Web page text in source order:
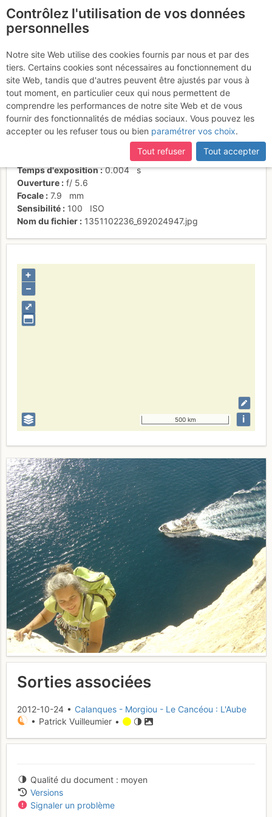
Marianne encouragée...
Activités
Date/heure
24 oct. 2012 15:35
Contributeur
Patrick Vuilleumier
individuel (CC by-nc-nd)
SONY DSC-P10
Temps d'exposition
0.004 s
Ouverture
f/ 5.6
Focale
7.9
mm
Sensibilité
100
ISO
Nom du fichier
1351102236_692024947.jpg
⤢
+
–
500 km i
Sorties associées
2012-10-24 • Calanques - Morgiou - Le Cancéou : L'Aube
• Patrick Vuilleumier •
Qualité du document
moyen
Versions
Signaler un problème
Contrôlez l'utilisation de vos données
personnelles
Notre site Web utilise des cookies fournis par nous et par des
tiers. Certains cookies sont nécessaires au fonctionnement du
site Web, tandis que d'autres peuvent être ajustés par vous à
tout moment, en particulier ceux qui nous permettent de
comprendre les performances de notre site Web et de vous
fournir des fonctionnalités de médias sociaux. Vous pouvez les
accepter ou les refuser tous ou bien paramétrer vos choix.
Tout refuser
Tout accepter